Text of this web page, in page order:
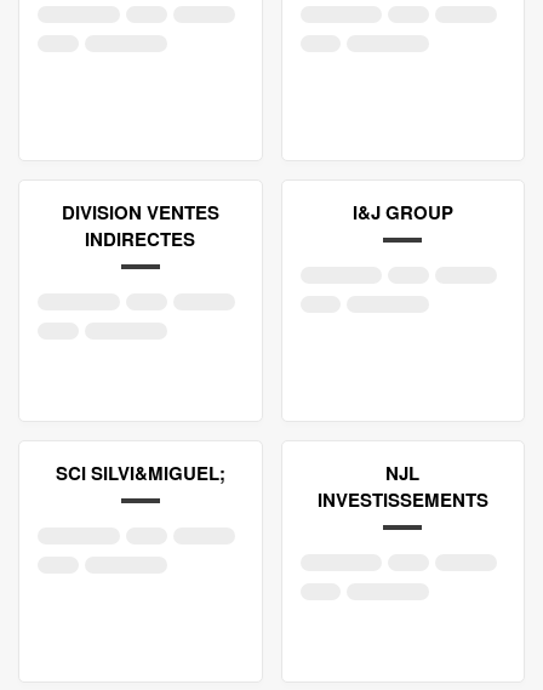
DIVISION VENTES
INDIRECTES
I&J GROUP
SCI SILVI&MIGUEL;
NJL
INVESTISSEMENTS